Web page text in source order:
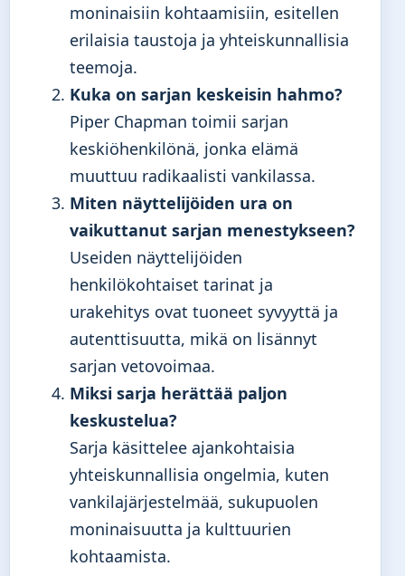
moninaisiin kohtaamisiin, esitellen
erilaisia taustoja ja yhteiskunnallisia
teemoja.
Kuka on sarjan keskeisin hahmo?
Piper Chapman toimii sarjan
keskiöhenkilönä, jonka elämä
muuttuu radikaalisti vankilassa.
Miten näyttelijöiden ura on
vaikuttanut sarjan menestykseen?
Useiden näyttelijöiden
henkilökohtaiset tarinat ja
urakehitys ovat tuoneet syvyyttä ja
autenttisuutta, mikä on lisännyt
sarjan vetovoimaa.
Miksi sarja herättää paljon
keskustelua?
Sarja käsittelee ajankohtaisia
yhteiskunnallisia ongelmia, kuten
vankilajärjestelmää, sukupuolen
moninaisuutta ja kulttuurien
kohtaamista.